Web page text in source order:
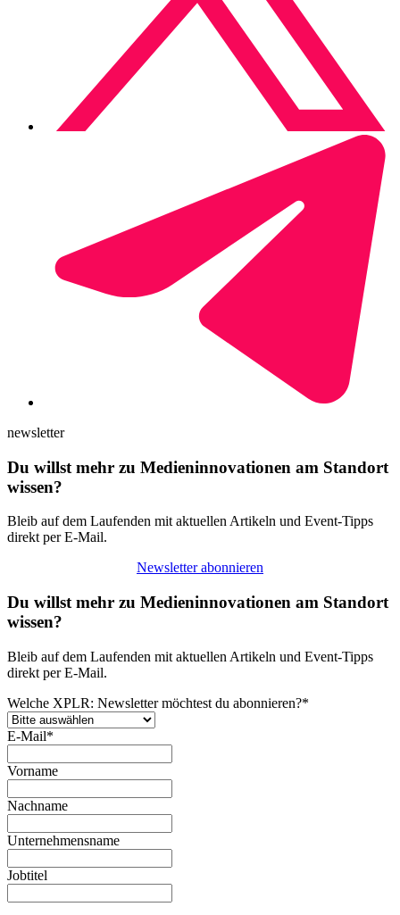
newsletter
Du willst mehr zu Medieninnovationen am Standort
wissen?
Bleib auf dem Laufenden mit aktuellen Artikeln und Event-Tipps
direkt per E-Mail.
Newsletter abonnieren
Du willst mehr zu Medieninnovationen am Standort
wissen?
Bleib auf dem Laufenden mit aktuellen Artikeln und Event-Tipps
direkt per E-Mail.
Welche XPLR: Newsletter möchtest du abonnieren?*
E-Mail*
Vorname
Nachname
Unternehmensname
Jobtitel